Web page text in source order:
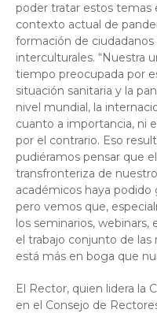
poder tratar estos temas
contexto actual de
formación de
interculturales. “Nuestra
tiempo preocupada por
situación sanitaria y la
nivel mundial, la
cuanto a importancia, ni
por el contrario. Eso
pudiéramos pensar que
transfronteriza de
académicos haya
pero vemos que,
los seminarios,
el trabajo conjunto de las
está más en boga que
El Rector, quien lidera la
en el Consejo de